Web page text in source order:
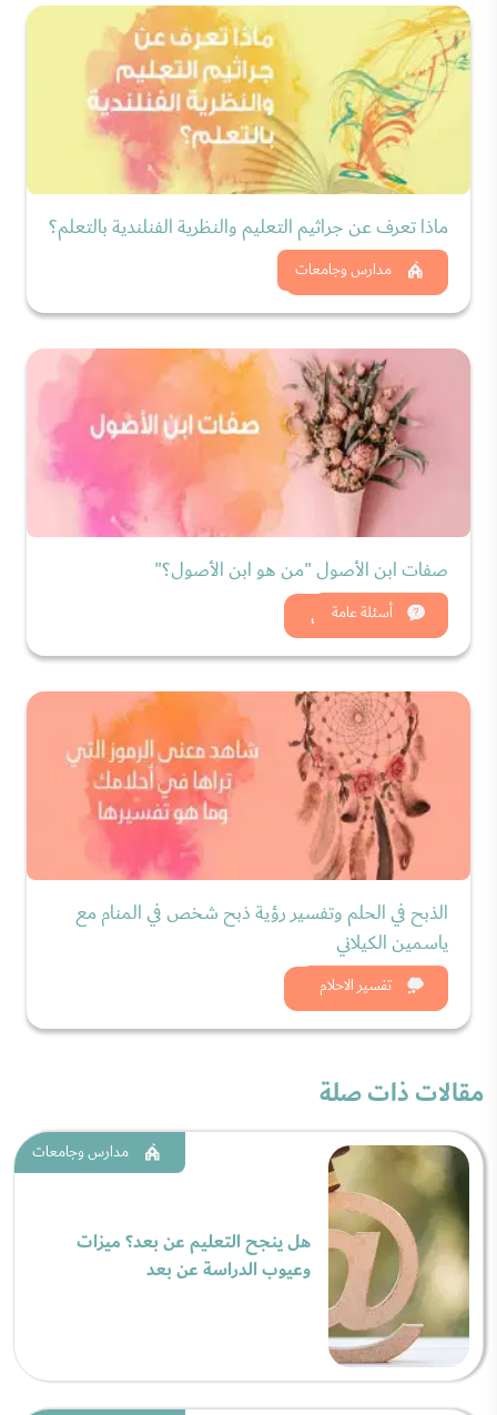
مدارس وجامعات
ماذا تعرف عن جراثيم التعليم والنظرية الفنلندية بالتعلم؟
شاهد الان
أسئلة عامة
صفات ابن الأصول "من هو ابن الأصول؟"
شاهد الان
تفسير الاحلام
الذبح في الحلم وتفسير رؤية ذبح شخص في المنام مع
ياسمين الكيلاني
شاهد الان
مقالات ذات صلة
مدارس وجامعات
هل ينجح التعليم عن بعد؟ ميزات
وعيوب الدراسة عن بعد